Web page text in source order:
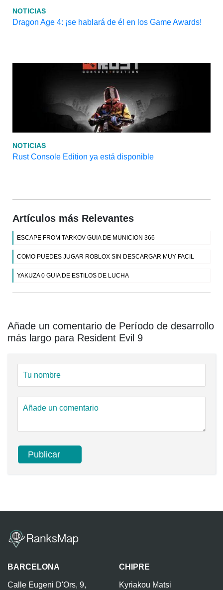
NOTICIAS
Dragon Age 4: ¡se hablará de él en los Game Awards!
NOTICIAS
Rust Console Edition ya está disponible
Artículos más Relevantes
ESCAPE FROM TARKOV GUIA DE MUNICION 366
COMO PUEDES JUGAR ROBLOX SIN DESCARGAR MUY FACIL
YAKUZA 0 GUIA DE ESTILOS DE LUCHA
Añade un comentario de Período de desarrollo
más largo para Resident Evil 9
BARCELONA
Calle Eugeni D'Ors, 9,
CHIPRE
Kyriakou Matsi